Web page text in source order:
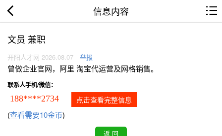
信息内容
文员 兼职
开阳人才网 2026.08.07 举报
曾做企业官网，阿里 淘宝代运营及网格销售。
联系人手机/微信：
188****2734 点击查看完整信息
(查看需要10金币)